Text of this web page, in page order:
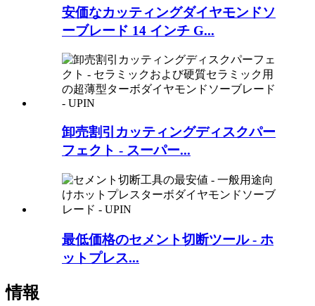
安価なカッティングダイヤモンドソ
ーブレード 14 インチ G...
卸売割引カッティングディスクパー
フェクト - スーパー...
最低価格のセメント切断ツール - ホ
ットプレス...
情報